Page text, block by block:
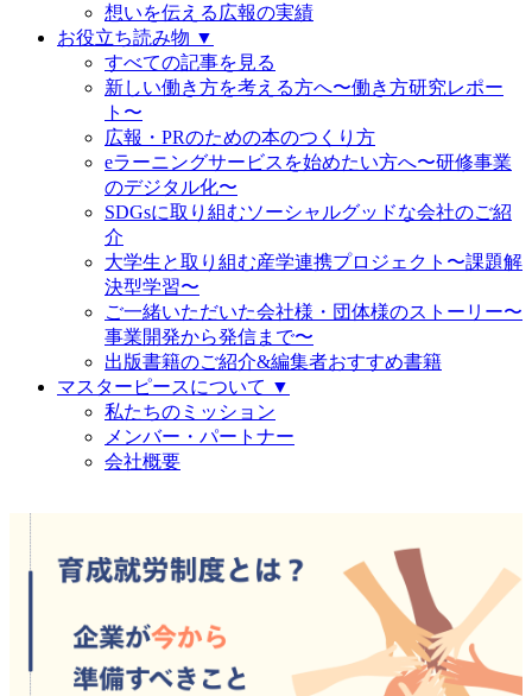
想いを伝える広報の実績
お役立ち読み物 ▼
すべての記事を見る
新しい働き方を考える方へ〜働き方研究レポー
ト〜
広報・PRのための本のつくり方
eラーニングサービスを始めたい方へ〜研修事業
のデジタル化〜
SDGsに取り組むソーシャルグッドな会社のご紹
介
大学生と取り組む産学連携プロジェクト〜課題解
決型学習〜
ご一緒いただいた会社様・団体様のストーリー〜
事業開発から発信まで〜
出版書籍のご紹介&編集者おすすめ書籍
マスターピースについて ▼
私たちのミッション
メンバー・パートナー
会社概要